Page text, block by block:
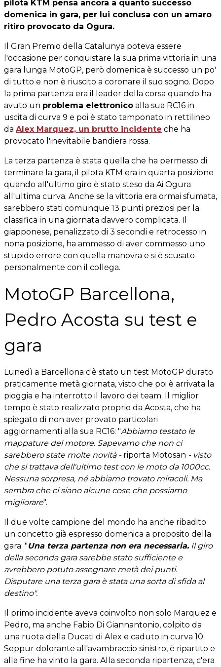
pilota KTM pensa ancora a quanto successo
domenica in gara, per lui conclusa con un amaro
ritiro provocato da Ogura.
Il Gran Premio della Catalunya poteva essere
l'occasione per conquistare la sua prima vittoria in una
gara lunga MotoGP, però domenica è successo un po'
di tutto e non è riuscito a coronare il suo sogno. Dopo
la prima partenza era il leader della corsa quando ha
avuto un problema elettronico alla sua RC16 in
uscita di curva 9 e poi è stato tamponato in rettilineo
da Alex Marquez, un brutto incidente che ha
provocato l'inevitabile bandiera rossa.
La terza partenza è stata quella che ha permesso di
terminare la gara, il pilota KTM era in quarta posizione
quando all'ultimo giro è stato steso da Ai Ogura
all'ultima curva. Anche se la vittoria era ormai sfumata,
sarebbero stati comunque 13 punti preziosi per la
classifica in una giornata davvero complicata. Il
giapponese, penalizzato di 3 secondi e retrocesso in
nona posizione, ha ammesso di aver commesso uno
stupido errore con quella manovra e si è scusato
personalmente con il collega.
MotoGP Barcellona,
Pedro Acosta su test e
gara
Lunedì a Barcellona c'è stato un test MotoGP durato
praticamente metà giornata, visto che poi è arrivata la
pioggia e ha interrotto il lavoro dei team. Il miglior
tempo è stato realizzato proprio da Acosta, che ha
spiegato di non aver provato particolari
aggiornamenti alla sua RC16: "Abbiamo testato le
mappature del motore. Sapevamo che non ci
sarebbero state molte novità - riporta Motosan - visto
che si trattava dell'ultimo test con le moto da 1000cc.
Nessuna sorpresa, né abbiamo trovato miracoli. Ma
sembra che ci siano alcune cose che possiamo
migliorare".
Il due volte campione del mondo ha anche ribadito
un concetto già espresso domenica a proposito della
gara: "Una terza partenza non era necessaria. Il giro
della seconda gara sarebbe stato sufficiente e
avrebbero potuto assegnare metà dei punti.
Disputare una terza gara è stata una sorta di sfida al
destino".
Il primo incidente aveva coinvolto non solo Marquez e
Pedro, ma anche Fabio Di Giannantonio, colpito da
una ruota della Ducati di Alex e caduto in curva 10.
Seppur dolorante all'avambraccio sinistro, è ripartito e
alla fine ha vinto la gara. Alla seconda ripartenza, c'era